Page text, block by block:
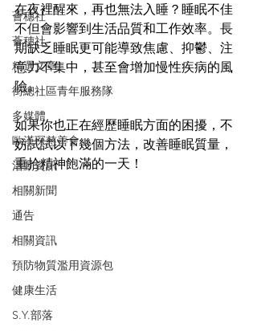
薈穗社
薈穗社
精選文章
街總社區青年服務隊
多媒體
歐漢琛慈善會
活動資訊
相關新聞
通告
相關資訊
預防物質濫用資源包
健康生活
S.Y.部落
在夜裡醒來，再也無法入睡？睡眠不佳
不但會影響到生活品質和工作效率。長
期缺乏睡眠更可能導致焦慮、抑鬱、注
意力不集中，甚至會增加慢性疾病的風
險。
如果你也正在經歷睡眠方面的困擾，不
妨試試以下幾個方法，改善睡眠質量，
重拾精神飽滿的一天！